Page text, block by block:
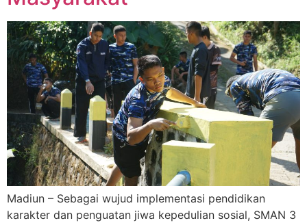
Madiun – Sebagai wujud implementasi pendidikan
karakter dan penguatan jiwa kepedulian sosial, SMAN 3